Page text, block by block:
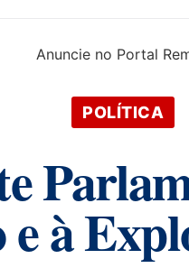
POLÍTICA
à